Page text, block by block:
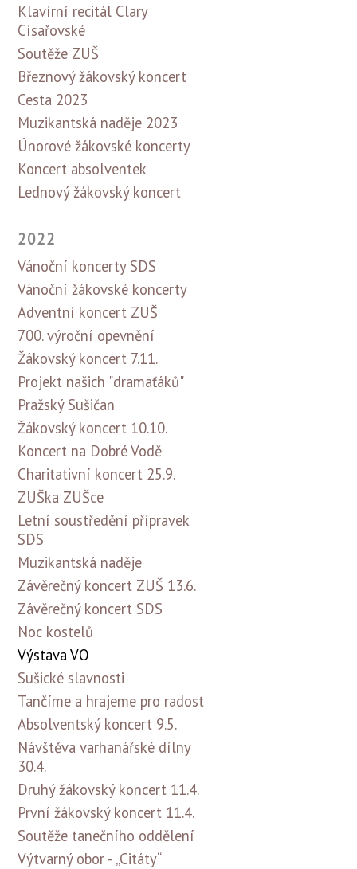
Klavírní recitál Clary
Císařovské
Soutěže ZUŠ
Březnový žákovský koncert
Cesta 2023
Muzikantská naděje 2023
Únorové žákovské koncerty
Koncert absolventek
Lednový žákovský koncert
2022
Vánoční koncerty SDS
Vánoční žákovské koncerty
Adventní koncert ZUŠ
700. výroční opevnění
Žákovský koncert 7.11.
Projekt našich "dramaťáků"
Pražský Sušičan
Žákovský koncert 10.10.
Koncert na Dobré Vodě
Charitativní koncert 25.9.
ZUŠka ZUŠce
Letní soustředění přípravek
SDS
Muzikantská naděje
Závěrečný koncert ZUŠ 13.6.
Závěrečný koncert SDS
Noc kostelů
Výstava VO
Sušické slavnosti
Tančíme a hrajeme pro radost
Absolventský koncert 9.5.
Návštěva varhanářské dílny
30.4.
Druhý žákovský koncert 11.4.
První žákovský koncert 11.4.
Soutěže tanečního oddělení
Výtvarný obor - „Citáty“